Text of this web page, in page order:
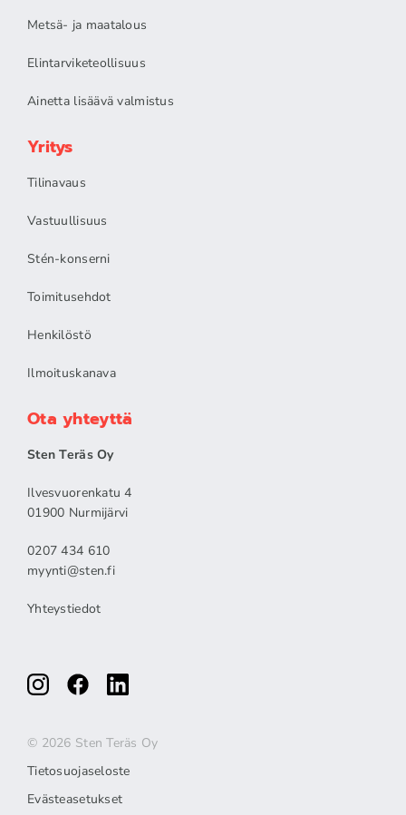
Metsä- ja maatalous
Elintarviketeollisuus
Ainetta lisäävä valmistus
Yritys
Tilinavaus
Vastuullisuus
Stén-konserni
Toimitusehdot
Henkilöstö
Ilmoituskanava
Ota yhteyttä
Sten Teräs Oy
Ilvesvuorenkatu 4
01900 Nurmijärvi
0207 434 610
myynti@sten.fi
Yhteystiedot
© 2026 Sten Teräs Oy
Tietosuojaseloste
Evästeasetukset